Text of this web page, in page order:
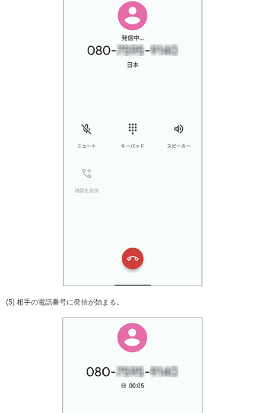
(5) 相手の電話番号に発信が始まる。